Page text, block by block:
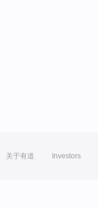
关于有道 Investors